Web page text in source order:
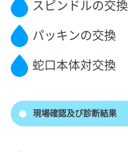
スピンドルの交換
パッキンの交換
蛇口本体対交換
現場確認及び診断結果